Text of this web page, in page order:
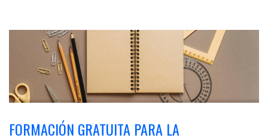
FORMACIÓN GRATUITA PARA LA